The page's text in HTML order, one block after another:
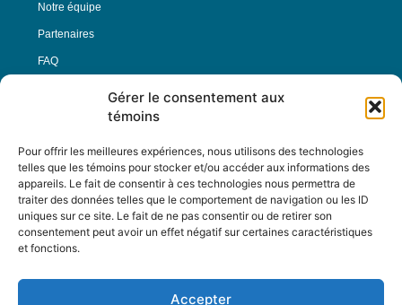
Gérer le consentement aux
témoins
Pour offrir les meilleures expériences, nous utilisons des technologies
telles que les témoins pour stocker et/ou accéder aux informations des
appareils. Le fait de consentir à ces technologies nous permettra de
traiter des données telles que le comportement de navigation ou les ID
uniques sur ce site. Le fait de ne pas consentir ou de retirer son
consentement peut avoir un effet négatif sur certaines caractéristiques
et fonctions.
Accepter
Notre équipe
Partenaires
FAQ
Nous Suivre
Contactez-nous :